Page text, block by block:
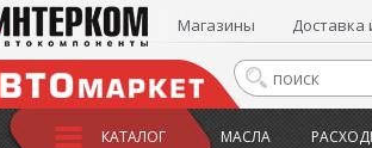
Магазины Доставка
КАТАЛОГ МАСЛА